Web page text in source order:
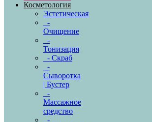
Косметология
Эстетическая
-
Очищение
-
Тонизация
- Скраб
-
Сыворотка
| Бустер
-
Массажное
средство
-